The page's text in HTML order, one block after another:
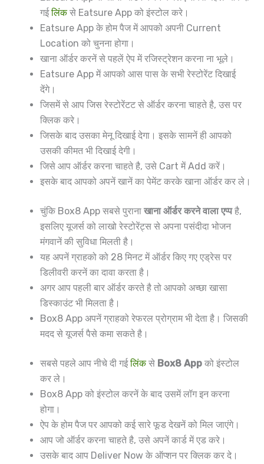
गईलिंकसे Eatsure App को इंस्टोल करे।
Eatsure App के होम पैज में आपको अपनी Current
Location को चुनना होगा।
खाना ऑर्डर करनें से पहलें ऐप में रजिस्ट्रेशन करना ना भूले।
Eatsure App में आपको आस पास के सभी रेस्टोरेंट दिखाई
देंगे।
जिसमें से आप जिस रेस्टोरेंटट से ऑर्डर करना चाहते है, उस पर
क्लिक करे।
जिसके बाद उसका मेनू दिखाई देगा। इसके सामनें ही आपको
उसकी कीमत भी दिखाई देगी।
जिसे आप ऑर्डर करना चाहते है, उसे Cart में Add करें।
इसके बाद आपको अपनें खानें का पेमेंट करके खाना ऑर्डर कर ले।
चुंकि Box8 App सबसे पुराना खाना ऑर्डर करने वाला एप्पहै,
इसलिए यूजर्स को लाखो रेस्टोरेंट्स से अपना पसंदीदा भोजन
मंगवानें की सुविधा मिलती है।
यह अपनें ग्राहको को 28 मिनट में ऑर्डर किए गए एड्रेस पर
डिलीवरी करनें का दावा करता है।
अगर आप पहली बार ऑर्डर करते है तो आपको अच्छा खासा
डिस्काउंट भी मिलता है।
Box8 App अपनें ग्राहको रेफरल प्रोग्राम भी देता है। जिसकी
मदद से यूजर्स पैसे कमा सकते है।
सबसे पहले आप नीचे दी गईलिंकसे Box8 App को इंस्टोल
कर ले।
Box8 App को इंस्टोल करनें के बाद उसमें लॉग इन करना
होगा।
ऐप के होम पैज पर आपको कई सारे फूड देखनें को मिल जाएंगे।
आप जो ऑर्डर करना चाहते है, उसे अपनें कार्ड में एड करे।
उसके बाद आप Deliver Now के ऑप्शन पर क्लिक कर दे।